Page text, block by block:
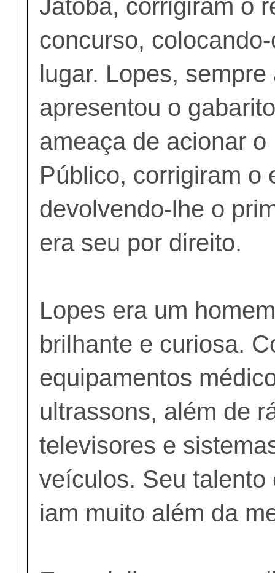
Jatobá, corrigiram o
concurso,
lugar. Lopes, sempre
apresentou o
ameaça de acionar o
Público, corrigiram o
devolvendo-lhe o
era seu por direito.
Lopes era um
brilhante e curiosa.
equipamentos
ultrassons, além de
televisores e
veículos. Seu talento
iam muito além da